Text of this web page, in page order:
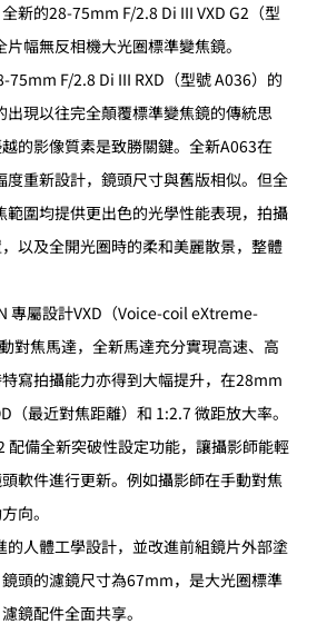
新的28-75mm F/2.8 Di III VXD G2（型
幅無反相機大光圈標準變焦鏡。
75mm F/2.8 Di III RXD（型號 A036）的
出現以往完全顛覆標準變焦鏡的傳統思
的影像質素是致勝關鍵。全新A063在
度重新設計，鏡頭尺寸與舊版相似。但全
範圍均提供更出色的光學性能表現，拍攝
以及全開光圈時的柔和美麗散景，整體
專屬設計VXD（Voice-coil eXtreme-
對焦馬達，全新馬達充分實現高速、高
寫拍攝能力亦得到大幅提升，在28mm
（最近對焦距離）和 1:2.7 微距放大率。
配備全新突破性設定功能，讓攝影師能輕
軟件進行更新。例如攝影師在手動對焦
向。
的人體工學設計，並改進前組鏡片外部塗
頭的濾鏡尺寸為67mm，是大光圈標準
鏡配件全面共享。